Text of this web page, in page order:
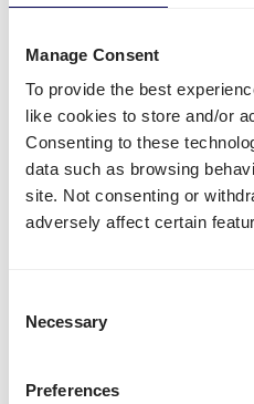
Manage Consent
To provide the best
like cookies to store and/or
Consenting to these
data such as browsing
site. Not consenting or
adversely affect certain
Selection
Necessary
Preferences
Seitenlader,
grundsätzlich als
Außerdem können Sie
und andere
Kostenlos registrieren
Was wird oft von